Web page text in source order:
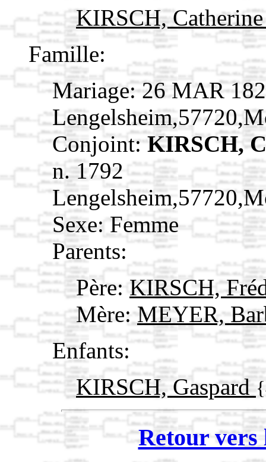
KIRSCH,
Famille:
Mariage: 26 MAR
Conjoint: KIRSCH,
n. 1792
Sexe: Femme
Parents:
Père: KIRSCH,
Mère:MEYER,
Enfants:
KIRSCH, Gaspard
Retour vers